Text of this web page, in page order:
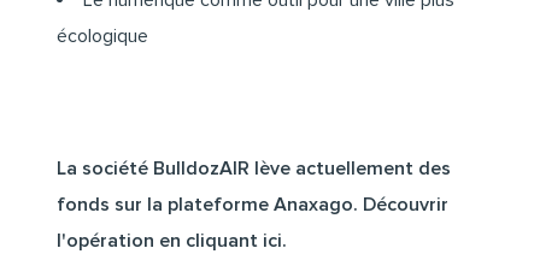
écologique
La société BulldozAIR lève actuellement des
fonds sur la plateforme Anaxago. Découvrir
l'opération en cliquant ici.